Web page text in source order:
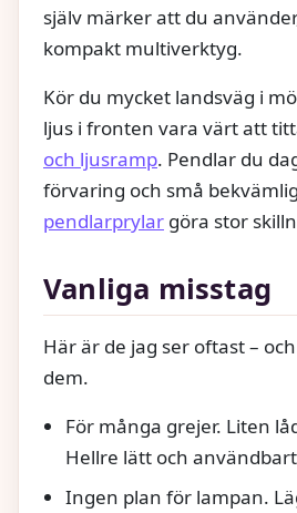
själv märker att du
kompakt multiverktyg.
Kör du mycket landsväg i
ljus i fronten vara värt att
och ljusramp. Pendlar du
förvaring och små
pendlarprylar göra stor
Vanliga misstag
Här är de jag ser oftast –
dem.
För många grejer. Liten
Hellre lätt och
Ingen plan för lampan.